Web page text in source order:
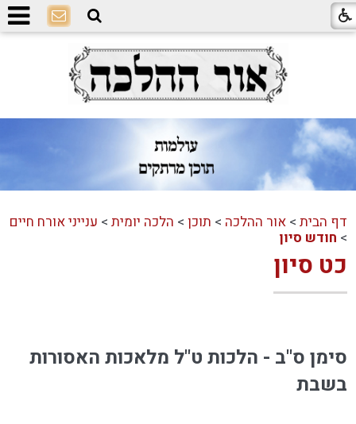
דף הבית >אור ההלכה > תוכן > הלכה יומית > ענייני אורח חיים
> חודש סיון
כט סיון
סימן ס"ב - הלכות ט"ל מלאכות האסורות
בשבת